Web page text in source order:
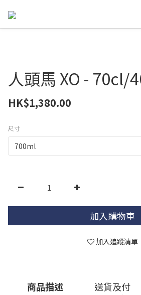
人頭馬 XO - 70cl/
HK$1,380.00
尺寸
加入購物車
加入追蹤清單
商品描述
送貨及付